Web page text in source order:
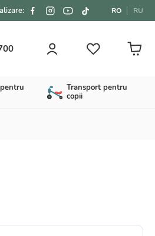
RO RU
Transport pentru
copii